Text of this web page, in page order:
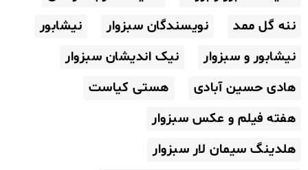
ننه گل ممد
نویسندگان سبزوار
نیشابور
نیشابور و سبزوار
نیک اندیشان سبزوار
هادی حسین آبادی
هستی کیاست
هفته فیلم و عکس سبزوار
هلدینگ سیمان لار سبزوار